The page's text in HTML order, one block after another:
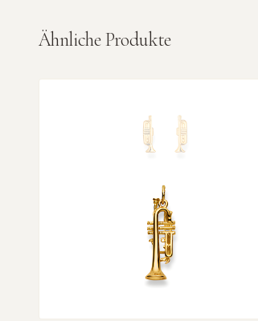
Ähnliche Produkte